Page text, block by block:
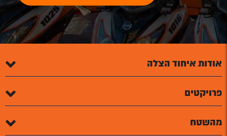
אודות איחוד הצלה
פרויקטים
מהשטח